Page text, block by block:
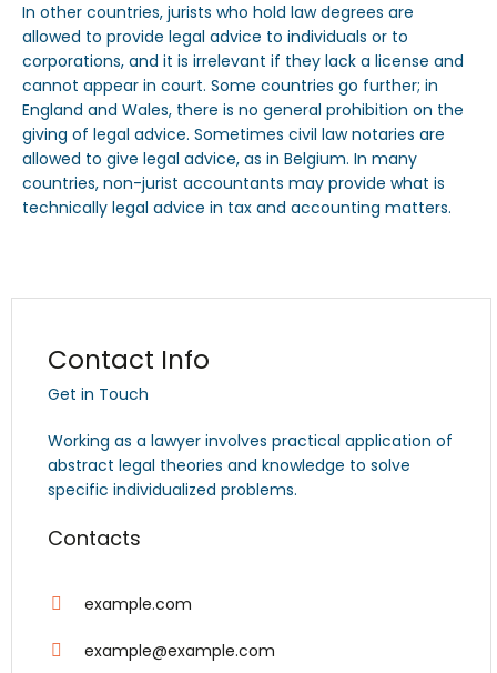
In other countries, jurists who hold law degrees are
allowed to provide legal advice to individuals or to
corporations, and it is irrelevant if they lack a license and
cannot appear in court. Some countries go further; in
England and Wales, there is no general prohibition on the
giving of legal advice. Sometimes civil law notaries are
allowed to give legal advice, as in Belgium. In many
countries, non-jurist accountants may provide what is
technically legal advice in tax and accounting matters.
Contact Info
Get in Touch
Working as a lawyer involves practical application of
abstract legal theories and knowledge to solve
specific individualized problems.
Contacts
example.com
example@example.com